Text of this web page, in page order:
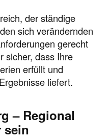
der ständige
sich verändernden
gerecht
sicher, dass Ihre
erfüllt und
liefert.
– Regional
sein